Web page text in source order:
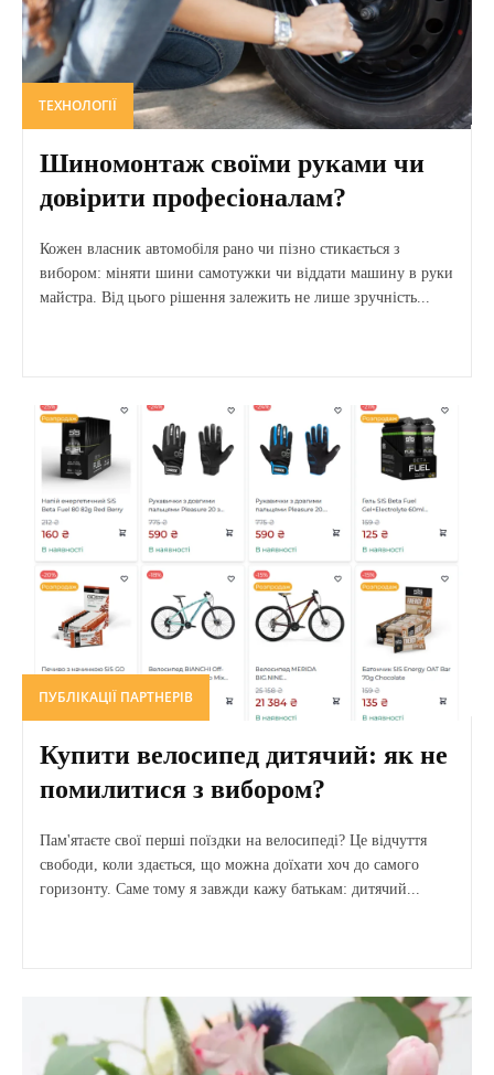
ТЕХНОЛОГІЇ
Шиномонтаж своїми руками чи
довірити професіоналам?
Кожен власник автомобіля рано чи пізно стикається з
вибором: міняти шини самотужки чи віддати машину в руки
майстра. Від цього рішення залежить не лише зручність...
ПУБЛІКАЦІЇ ПАРТНЕРІВ
Купити велосипед дитячий: як не
помилитися з вибором?
Пам'ятаєте свої перші поїздки на велосипеді? Це відчуття
свободи, коли здається, що можна доїхати хоч до самого
горизонту. Саме тому я завжди кажу батькам: дитячий...